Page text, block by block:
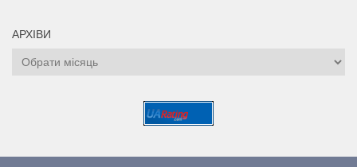
АРХІВИ
Архіви